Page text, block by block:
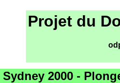
Projet du
Sydney 2000 -